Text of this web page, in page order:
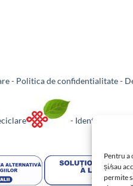
Pentru a
și/sau
permite
- Politica de confidentialitate-
- Identificare